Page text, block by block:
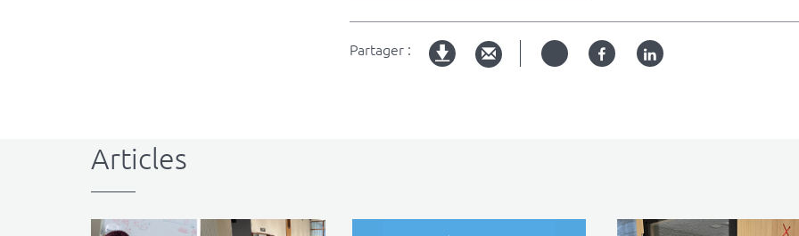
Partager : Twitter FacebookLinked
Articles